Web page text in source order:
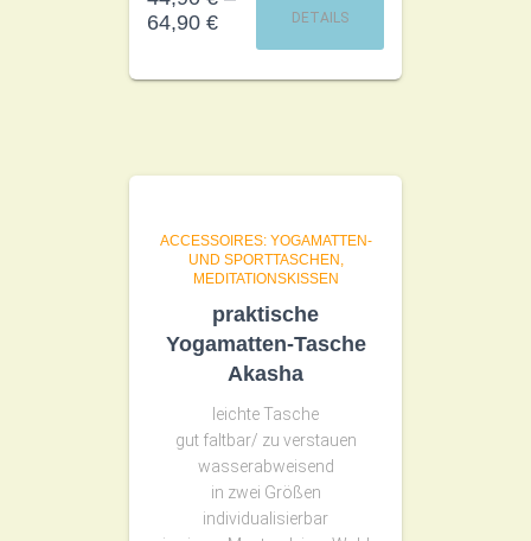
64,90 € DETAILS
ACCESSOIRES: YOGAMATTEN-
UND SPORTTASCHEN,
MEDITATIONSKISSEN
praktische
Yogamatten-Tasche
Akasha
leichte Tasche
gut faltbar/ zu verstauen
wasserabweisend
in zwei Größen
individualisierbar